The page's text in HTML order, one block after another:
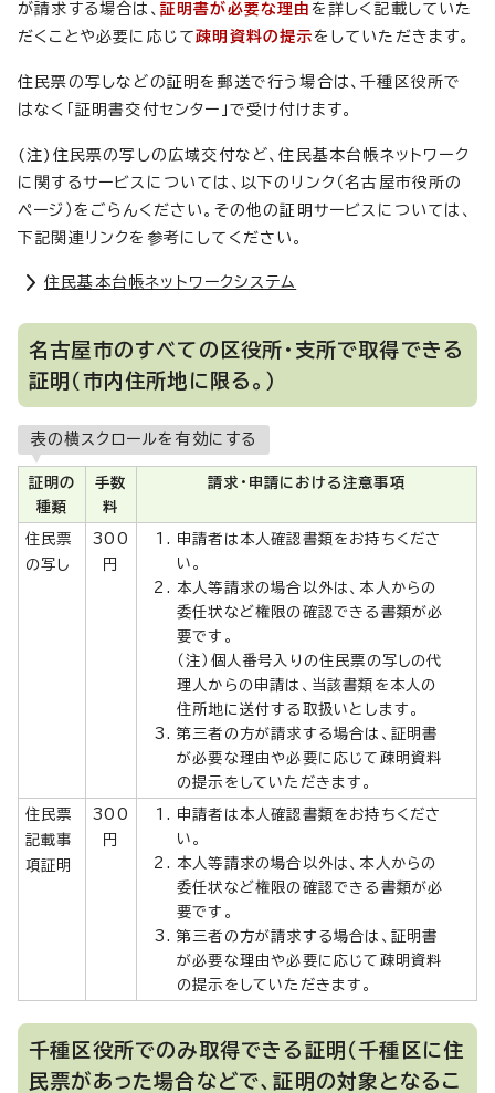
が請求する場合は、 証明書が必要な理由 を詳しく記載していた
だくことや必要に応じて疎明資料の提示 をしていただきます。
住民票の写しなどの証明を郵送で行う場合は、千種区役所で
はなく「証明書交付センター」で受け付けます。
(注)住民票の写しの広域交付など、住民基本台帳ネットワーク
に関するサービスについては、以下のリンク（名古屋市役所の
ページ）をごらんください。その他の証明サービスについては、
下記関連リンクを参考にしてください。
住民基本台帳ネットワークシステム
名古屋市のすべての区役所・支所で取得できる
証明（市内住所地に限る。）
表の横スクロールを有効にする
証明の
種類
手数
料
請求・申請における注意事項
住民票
の写し
300
円
申請者は本人確認書類をお持ちくださ
い。
本人等請求の場合以外は、本人からの
委任状など権限の確認できる書類が必
要です。
（注）個人番号入りの住民票の写しの代
理人からの申請は、当該書類を本人の
住所地に送付する取扱いとします。
第三者の方が請求する場合は、証明書
が必要な理由や必要に応じて疎明資料
の提示をしていただきます。
住民票
記載事
項証明
300
円
申請者は本人確認書類をお持ちくださ
い。
本人等請求の場合以外は、本人からの
委任状など権限の確認できる書類が必
要です。
第三者の方が請求する場合は、証明書
が必要な理由や必要に応じて疎明資料
の提示をしていただきます。
千種区役所でのみ取得できる証明（千種区に住
民票があった場合などで、証明の対象となるこ